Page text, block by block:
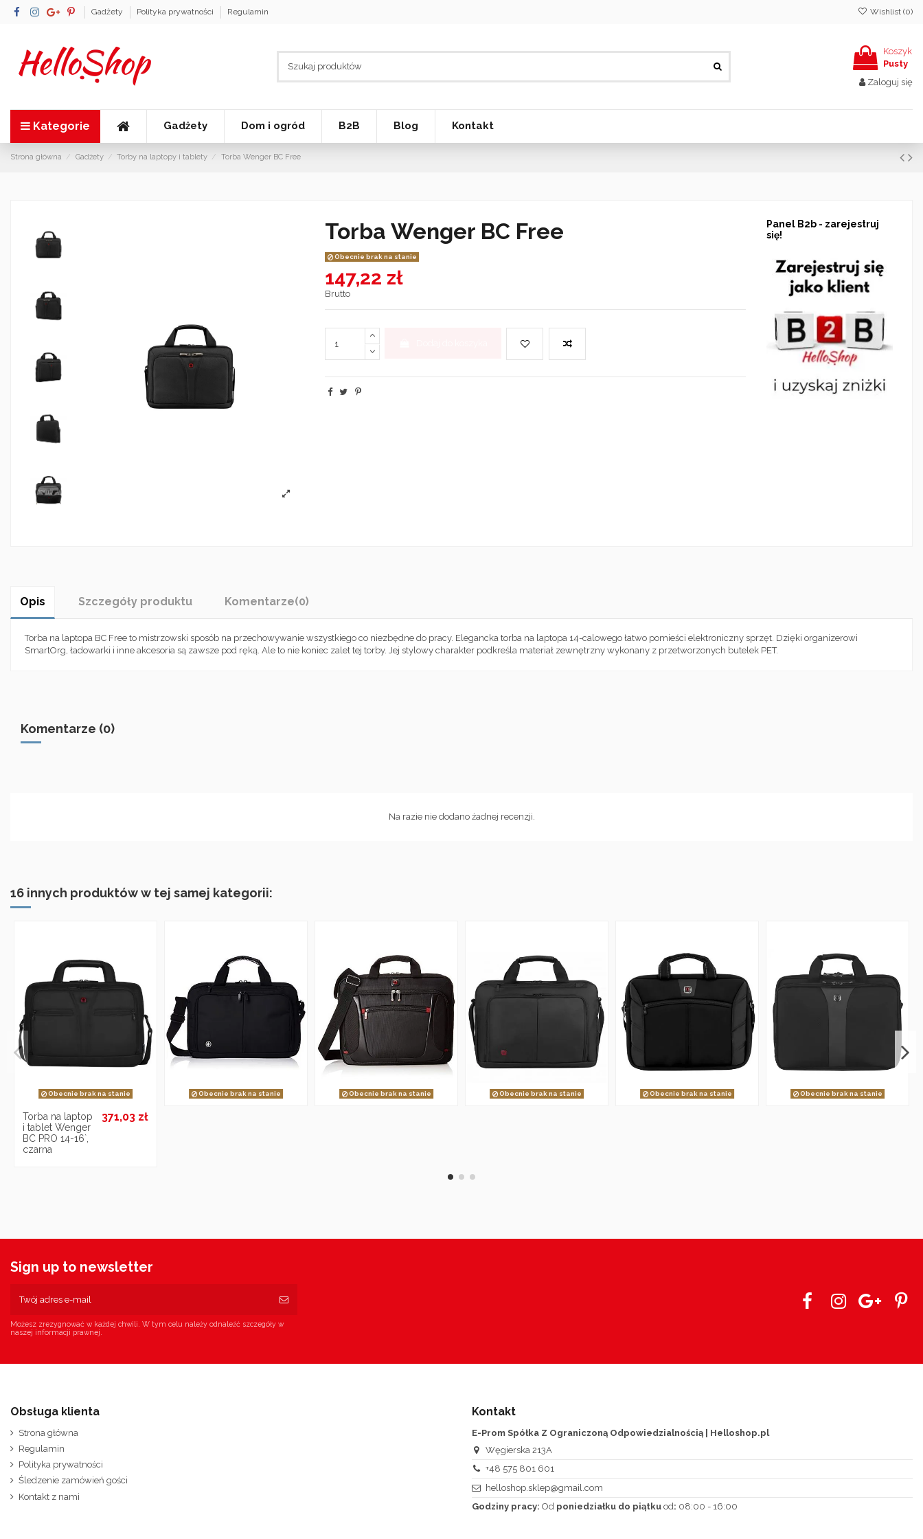
Gadżety Polityka prywatności Regulamin Wishlist (0)
Koszyk
Pusty
Zaloguj się
Kategorie Gadżety Dom i ogród B2B Blog Kontakt
Strona główna Gadżety Torby na laptopy i tablety Torba Wenger BC Free
Torba Wenger BC Free
Obecnie brak na stanie
147,22 zł
Brutto
Panel B2b - zarejestruj
się!
Opis Szczegóły produktu Komentarze(0)
Torba na laptopa BC Free to mistrzowski sposób na przechowywanie wszystkiego co niezbędne do pracy. Elegancka torba na laptopa 14-calowego łatwo pomieści elektroniczny sprzęt. Dzięki organizerowi
SmartOrg, ładowarki i inne akcesoria są zawsze pod ręką. Ale to nie koniec zalet tej torby. Jej stylowy charakter podkreśla materiał zewnętrzny wykonany z przetworzonych butelek PET.
Komentarze (0)
Na razie nie dodano żadnej recenzji.
16 innych produktów w tej samej kategorii:
Obecnie brak na stanie
Torba na laptop
i tablet Wenger
BC PRO 14-16`,
czarna
371,03 zł
Obecnie brak na stanie Obecnie brak na stanie Obecnie brak na stanie Obecnie brak na stanie Obecnie brak na stanie
Sign up to newsletter
Możesz zrezygnować w każdej chwili. W tym celu należy odnaleźć szczegóły w
naszej informacji prawnej.
Obsługa klienta
Strona główna
Regulamin
Polityka prywatności
Śledzenie zamówień gości
Kontakt z nami
Kontakt
E-Prom Spółka Z Ograniczoną Odpowiedzialnością | Helloshop.pl
Węgierska 213A
+48 575 801 601
helloshop.sklep@gmail.com
Godziny pracy: Od poniedziałku do piątku od: 08:00 - 16:00